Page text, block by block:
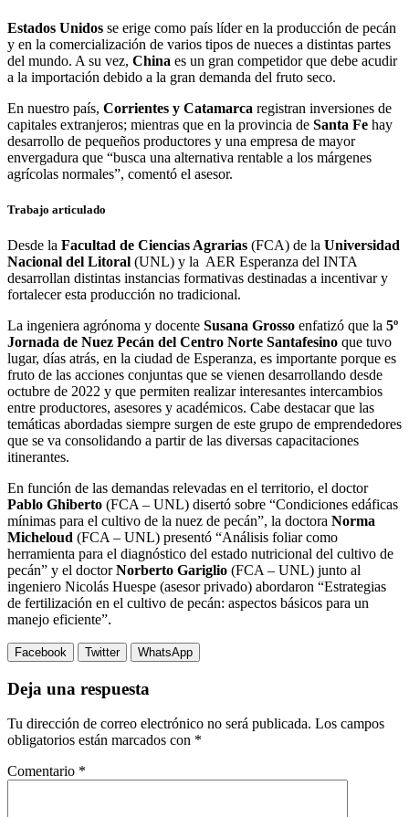
Estados Unidos se erige como país líder en la producción de pecán
y en la comercialización de varios tipos de nueces a distintas partes
del mundo. A su vez, China es un gran competidor que debe acudir
a la importación debido a la gran demanda del fruto seco.
En nuestro país, Corrientes y Catamarca registran inversiones de
capitales extranjeros; mientras que en la provincia de Santa Fe hay
desarrollo de pequeños productores y una empresa de mayor
envergadura que “busca una alternativa rentable a los márgenes
agrícolas normales”, comentó el asesor.
Trabajo articulado
Desde la Facultad de Ciencias Agrarias (FCA) de la Universidad
Nacional del Litoral (UNL) y la AER Esperanza del INTA
desarrollan distintas instancias formativas destinadas a incentivar y
fortalecer esta producción no tradicional.
La ingeniera agrónoma y docente Susana Grosso enfatizó que la 5º
Jornada de Nuez Pecán del Centro Norte Santafesino que tuvo
lugar, días atrás, en la ciudad de Esperanza, es importante porque es
fruto de las acciones conjuntas que se vienen desarrollando desde
octubre de 2022 y que permiten realizar interesantes intercambios
entre productores, asesores y académicos. Cabe destacar que las
temáticas abordadas siempre surgen de este grupo de emprendedores
que se va consolidando a partir de las diversas capacitaciones
itinerantes.
En función de las demandas relevadas en el territorio, el doctor
Pablo Ghiberto (FCA – UNL) disertó sobre “Condiciones edáficas
mínimas para el cultivo de la nuez de pecán”, la doctora Norma
Micheloud (FCA – UNL) presentó “Análisis foliar como
herramienta para el diagnóstico del estado nutricional del cultivo de
pecán” y el doctorNorberto Gariglio (FCA – UNL) junto al
ingeniero Nicolás Huespe (asesor privado) abordaron “Estrategias
de fertilización en el cultivo de pecán: aspectos básicos para un
manejo eficiente”.
Facebook Twitter WhatsApp
Deja una respuesta
Tu dirección de correo electrónico no será publicada. Los campos
obligatorios están marcados con *
Comentario *